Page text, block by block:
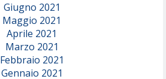
Giugno 2021
Maggio 2021
Aprile 2021
Marzo 2021
Febbraio 2021
Gennaio 2021